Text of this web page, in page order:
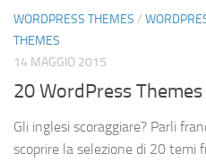
WORDPRESS THEMES /
THEMES
14 MAGGIO 2015
20 WordPress
Gli inglesi scoraggiare? Parli
scoprire la selezione di 20 temi